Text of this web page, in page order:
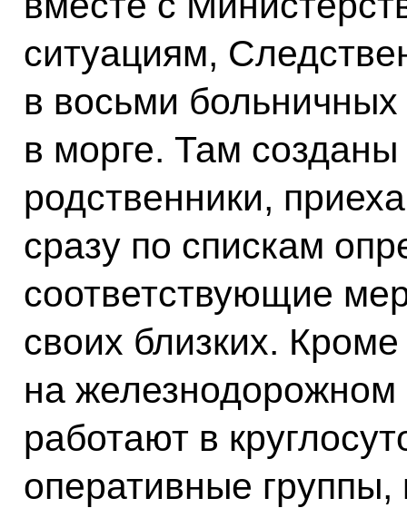
ситуациям,
в восьми
в морге. Там
родственники,
сразу по спискам
соответствующие
своих близких. Кроме
на железнодорожном
работают в
оперативные